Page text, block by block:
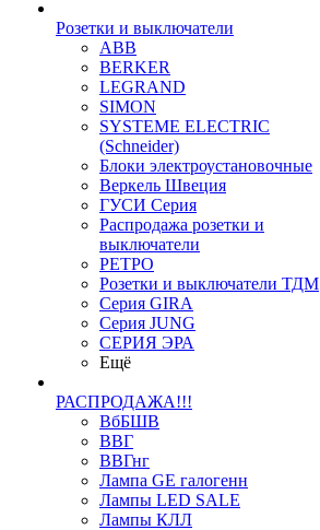
Розетки и выключатели
ABB
BERKER
LEGRAND
SIMON
SYSTEME ELECTRIC
(Schneider)
Блоки электроустановочные
Веркель Швеция
ГУСИ Серия
Распродажа розетки и
выключатели
РЕТРО
Розетки и выключатели ТДМ
Серия GIRA
Серия JUNG
СЕРИЯ ЭРА
Ещё
РАСПРОДАЖА!!!
ВбБШВ
ВВГ
ВВГнг
Лампа GE галогенн
Лампы LED SALE
Лампы КЛЛ